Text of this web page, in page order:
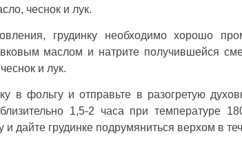
чеснок и лук.
грудинку необходимо хорошо
маслом и натрите получившейся
и лук.
в фольгу и отправьте в разогретую
1,5-2 часа при температуре
дайте грудинке подрумяниться верхом в